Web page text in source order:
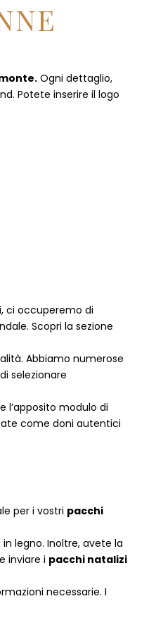
Ogni dettaglio,
Potete inserire il logo
ci occuperemo di
Scopri la sezione
Abbiamo numerose
selezionare
l’apposito modulo di
come doni autentici
per i vostri pacchi
legno. Inoltre, avete la
inviare i pacchi natalizi
necessarie. I